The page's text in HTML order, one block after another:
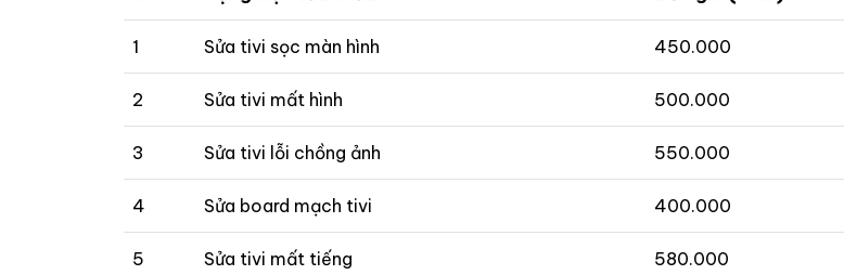
1 Sửa tivi sọc màn hình 450.000
2 Sửa tivi mất hình 500.000
3 Sửa tivi lỗi chồng ảnh 550.000
4 Sửa board mạch tivi 400.000
5 Sửa tivi mất tiếng 580.000